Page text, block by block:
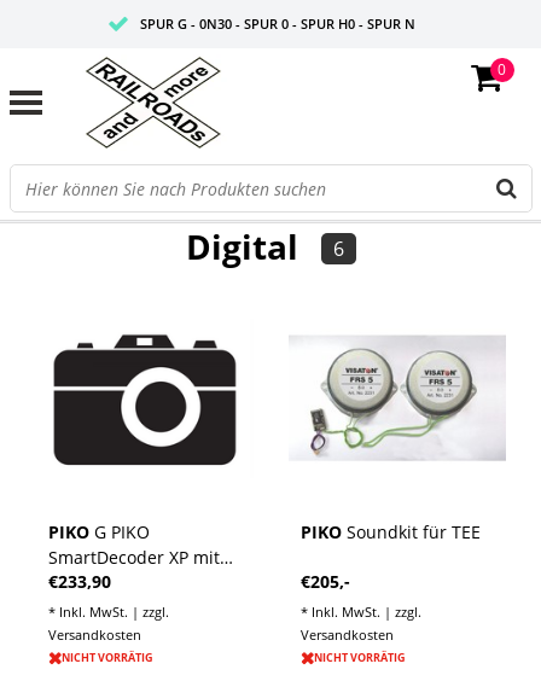
SPUR G - 0N30 - SPUR 0 - SPUR H0 - SPUR N
0
FILTER
Digital 6
PIKO G PIKO
SmartDecoder XP mit
Lautsprecher für G
Vectron Dual Mode
€233,90
* Inkl. MwSt. | zzgl.
Versandkosten
NICHT VORRÄTIG
PIKO Soundkit für TEE
€205,-
* Inkl. MwSt. | zzgl.
Versandkosten
NICHT VORRÄTIG